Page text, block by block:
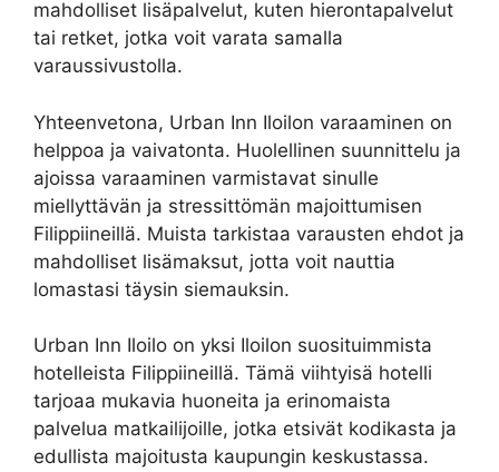
mahdolliset lisäpalvelut, kuten hierontapalvelut
tai retket, jotka voit varata samalla
varaussivustolla.
Yhteenvetona, Urban Inn Iloilon varaaminen on
helppoa ja vaivatonta. Huolellinen suunnittelu ja
ajoissa varaaminen varmistavat sinulle
miellyttävän ja stressittömän majoittumisen
Filippiineillä. Muista tarkistaa varausten ehdot ja
mahdolliset lisämaksut, jotta voit nauttia
lomastasi täysin siemauksin.
Urban Inn Iloilo on yksi Iloilon suosituimmista
hotelleista Filippiineillä. Tämä viihtyisä hotelli
tarjoaa mukavia huoneita ja erinomaista
palvelua matkailijoille, jotka etsivät kodikasta ja
edullista majoitusta kaupungin keskustassa.